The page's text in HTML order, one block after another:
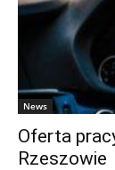
News
Oferta
Rzeszowie